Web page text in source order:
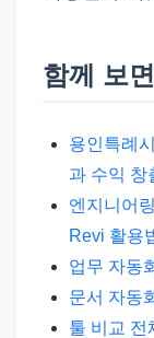
함께 보
용인특례
과 수익 창
엔지니어
Revi 활용
업무 자동
문서 자동
툴 비교 전